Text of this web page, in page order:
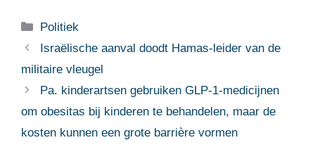
Categorieën
Politiek
Israëlische aanval doodt Hamas-leider van de
militaire vleugel
Pa. kinderartsen gebruiken GLP-1-medicijnen
om obesitas bij kinderen te behandelen, maar de
kosten kunnen een grote barrière vormen